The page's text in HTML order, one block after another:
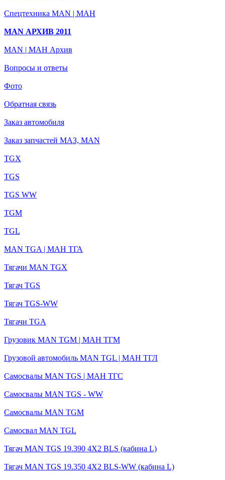
Спецтехника MAN | МАН
MAN АРХИВ 2011
MAN | МАН Архив
Вопросы и ответы
Фото
Обратная связь
Заказ автомобиля
Заказ запчастей МАЗ, MAN
TGX
TGS
TGS WW
TGM
TGL
MAN TGA | МАН ТГА
Тягачи MAN TGX
Тягач TGS
Тягач TGS-WW
Тягачи TGA
Грузовик MAN TGM | МАН ТГМ
Грузовой автомобиль MAN TGL | MАН ТГЛ
Самосвалы MAN TGS | МАН ТГС
Самосвалы MAN TGS - WW
Самосвалы MAN TGM
Самосвал MAN TGL
Тягач MAN TGS 19.390 4X2 BLS (кабина L)
Тягач MAN TGS 19.350 4X2 BLS-WW (кабина L)